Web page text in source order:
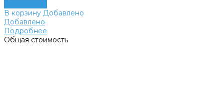
В корзину Добавлено
Добавлено
Подробнее
Общая стоимость